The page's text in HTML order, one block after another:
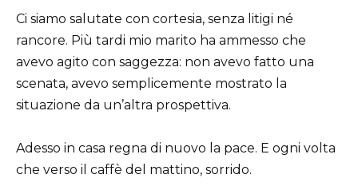
Ci siamo salutate con cortesia, senza litigi né
rancore. Più tardi mio marito ha ammesso che
avevo agito con saggezza: non avevo fatto una
scenata, avevo semplicemente mostrato la
situazione da un’altra prospettiva.
Adesso in casa regna di nuovo la pace. E ogni volta
che verso il caffè del mattino, sorrido.